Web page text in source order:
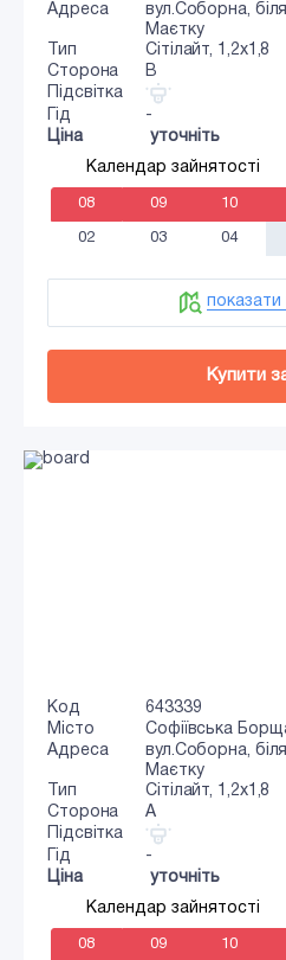
Адреса
вул.Соборна,
Маєтку
Тип
Сiтiлайт, 1,2x1,8
Сторона
B
Підсвітка
Гід
-
Ціна
уточніть
Календар зайнятості
08 09 10
02 03 04
показати
Купити
Код
643339
Місто
Софіївська
Адреса
вул.Соборна,
Маєтку
Тип
Сiтiлайт, 1,2x1,8
Сторона
A
Підсвітка
Гід
-
Ціна
уточніть
Календар зайнятості
08 09 10